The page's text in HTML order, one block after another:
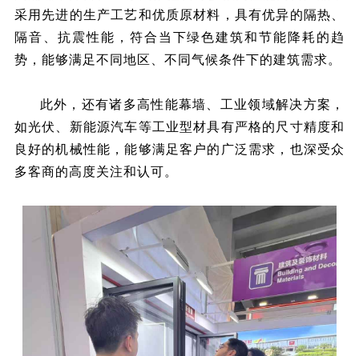
采用先进的生产工艺和优质原材料，具有优异的隔热、
隔音、抗震性能，符合当下绿色建筑和节能降耗的趋
势，能够满足不同地区、不同气候条件下的建筑需求。
此外，还有诸多高性能幕墙、工业领域解决方案，
如光伏、新能源汽车等工业型材具有严格的尺寸精度和
良好的机械性能，能够满足客户的广泛需求，也深受众
多客商的高度关注和认可。